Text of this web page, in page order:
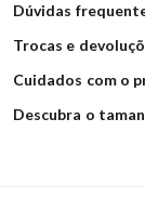
Dúvidas
Trocas e
Cuidados com o
Descubra o